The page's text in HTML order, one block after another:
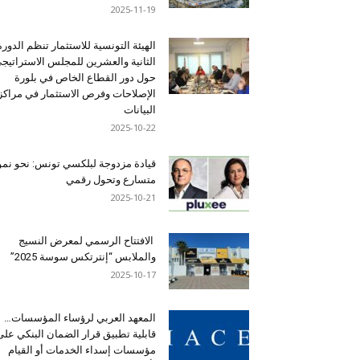
2025-11-19
الهيئة التونسية للاستثمار تنظم
الثانية والعشرين للمجلس
حول دور القطاع الخاص في بلورة
الإصلاحات وفرص الاستثمار في
البيانات
2025-10-22
قيادة مزدوجة لبلكسي تونس: نحو
متسارع وتحول رقمي
2025-10-21
الافتتاح الرسمي لمعرض النسيج
والملابس “إنترتكس سوسة 2025”
2025-10-17
المعهد العربي لرؤساء المؤسسات…
قابلية تطبيق قرار الضمان البنكي
مؤسسات إسداء الخدمات أو القيام